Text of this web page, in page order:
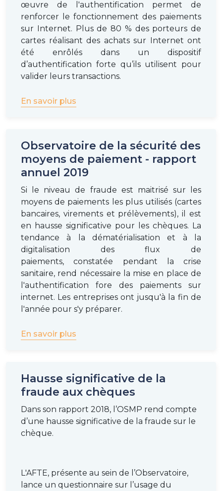
Téléchargez le rapport annuel 2021 de
l’observatoire de la sécurité des moyens de
paiements
œuvre de l'authentification permet de
renforcer le fonctionnement des paiements
sur Internet. Plus de 80 % des porteurs de
cartes réalisant des achats sur Internet ont
été enrôlés dans un dispositif
d’authentification forte qu’ils utilisent pour
valider leurs transactions.
En savoir plus
Observatoire de la sécurité des
moyens de paiement - rapport
annuel 2019
Si le niveau de fraude est maitrisé sur les
moyens de paiements les plus utilisés (cartes
bancaires, virements et prélèvements), il est
en hausse significative pour les chèques. La
tendance à la dématérialisation et à la
digitalisation des flux de
paiements, constatée pendant la crise
sanitaire, rend nécessaire la mise en place de
l'authentification fore des paiements sur
internet. Les entreprises ont jusqu'à la fin de
l'année pour s'y préparer.
En savoir plus
Hausse significative de la
fraude aux chèques
Dans son rapport 2018, l’OSMP rend compte
d’une hausse significative de la fraude sur le
chèque.
L'AFTE, présente au sein de l’Observatoire,
lance un questionnaire sur l’usage du